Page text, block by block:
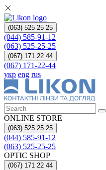
(063) 525 25 25
(044) 585-91-12
(063) 525-25-25
(067) 171 22 44
(067) 171-22-44
укр eng rus
ONLINE STORE
(063) 525 25 25
(044) 585-91-12
(063) 525-25-25
OPTIC SHOP
(067) 171 22 44